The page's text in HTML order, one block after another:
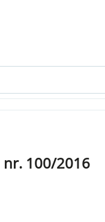
100/2016